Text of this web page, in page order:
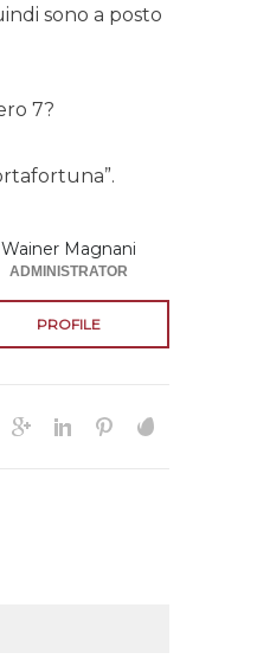
sono a posto
7?
Wainer Magnani
ADMINISTRATOR
PROFILE